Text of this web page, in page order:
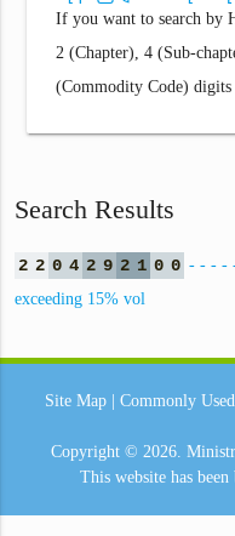
If you want to search by
2 (Chapter), 4 (Sub-
(Commodity Code) digits
Search Results
2 2 0 4 2 9 2 1 0 0 - - - -
exceeding 15% vol
Site Map Commonly
Copyright © 2026.
This website has